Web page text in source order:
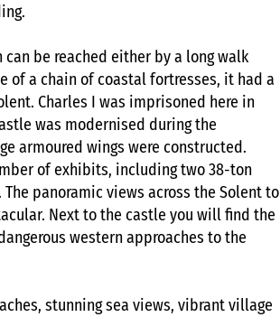
be reached either by a long walk
of a chain of coastal fortresses, it had a
Charles I was imprisoned here in
was modernised during the
armoured wings were constructed.
of exhibits, including two 38-ton
panoramic views across the Solent to
Next to the castle you will find the
western approaches to the
stunning sea views, vibrant village